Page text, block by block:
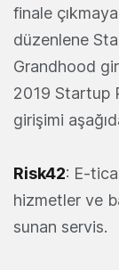
finale
düzenlene
Grandhood
2019 Startup
girişimi
Risk42: E-
hizmetler ve
sunan servis.